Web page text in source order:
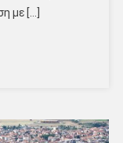
με […]